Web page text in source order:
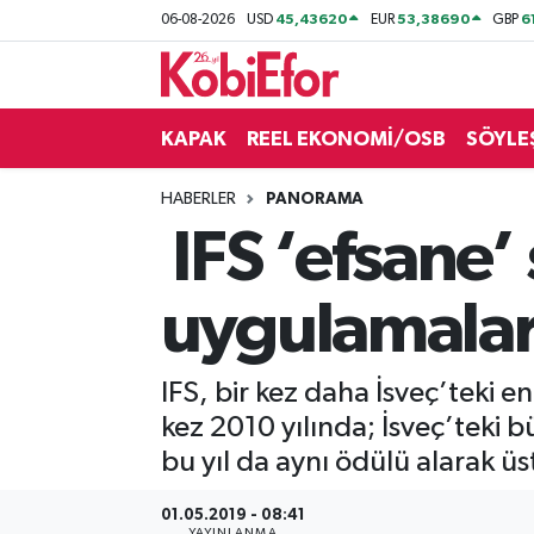
06-08-2026 USD 45,43620 EUR53,38690 GBP
KAPAK REEL EKONOMİ/OSB
HABERLER PANORAMA
IFS
IFS, bir kez daha İsveç’teki
kez 2010 yılında; İsveç’teki
bu yıl da aynı ödülü alarak
01.05.2019 - 08:41
BİLİŞİM PANO